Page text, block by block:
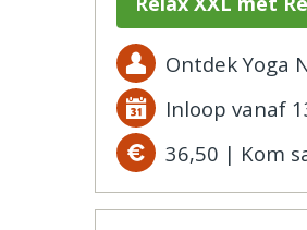
Ontdek Yoga
Inloop vanaf
36,50 | Kom